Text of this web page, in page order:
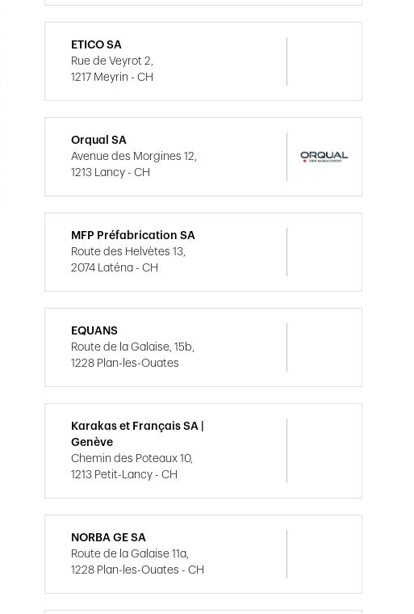
ETICO SA
Rue de Veyrot 2,
1217 Meyrin - CH
Orqual SA
Avenue des Morgines 12,
1213 Lancy - CH
MFP Préfabrication SA
Route des Helvètes 13,
2074 Laténa - CH
EQUANS
Route de la Galaise, 15b,
1228 Plan-les-Ouates
Karakas et Français SA |
Genève
Chemin des Poteaux 10,
1213 Petit-Lancy - CH
NORBA GE SA
Route de la Galaise 11a,
1228 Plan-les-Ouates - CH